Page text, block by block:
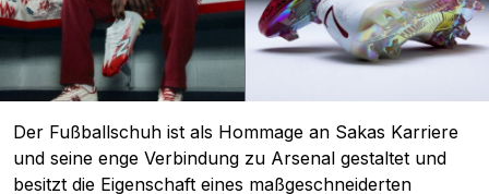
Der Fußballschuh ist als Hommage an Sakas Karriere
und seine enge Verbindung zu Arsenal gestaltet und
besitzt die Eigenschaft eines maßgeschneiderten